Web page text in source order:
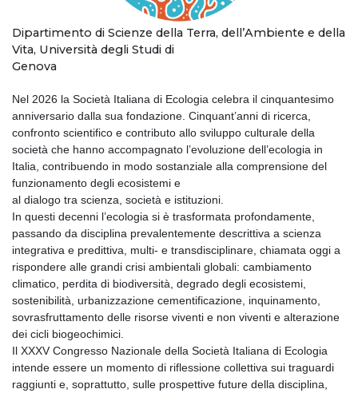
Dipartimento di Scienze della Terra, dell’Ambiente e della
Vita, Università degli Studi di
Genova
Nel 2026 la Società Italiana di Ecologia celebra il cinquantesimo
anniversario dalla sua fondazione. Cinquant’anni di ricerca,
confronto scientifico e contributo allo sviluppo culturale della
società che hanno accompagnato l’evoluzione dell’ecologia in
Italia, contribuendo in modo sostanziale alla comprensione del
funzionamento degli ecosistemi e
al dialogo tra scienza, società e istituzioni.
In questi decenni l’ecologia si è trasformata profondamente,
passando da disciplina prevalentemente descrittiva a scienza
integrativa e predittiva, multi- e transdisciplinare, chiamata oggi a
rispondere alle grandi crisi ambientali globali: cambiamento
climatico, perdita di biodiversità, degrado degli ecosistemi,
sostenibilità, urbanizzazione cementificazione, inquinamento,
sovrasfruttamento delle risorse viventi e non viventi e alterazione
dei cicli biogeochimici.
Il XXXV Congresso Nazionale della Società Italiana di Ecologia
intende essere un momento di riflessione collettiva sui traguardi
raggiunti e, soprattutto, sulle prospettive future della disciplina,